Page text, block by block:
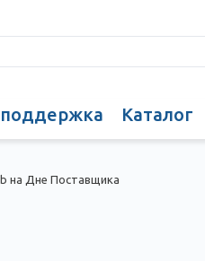
Каталог
на Дне Поставщика